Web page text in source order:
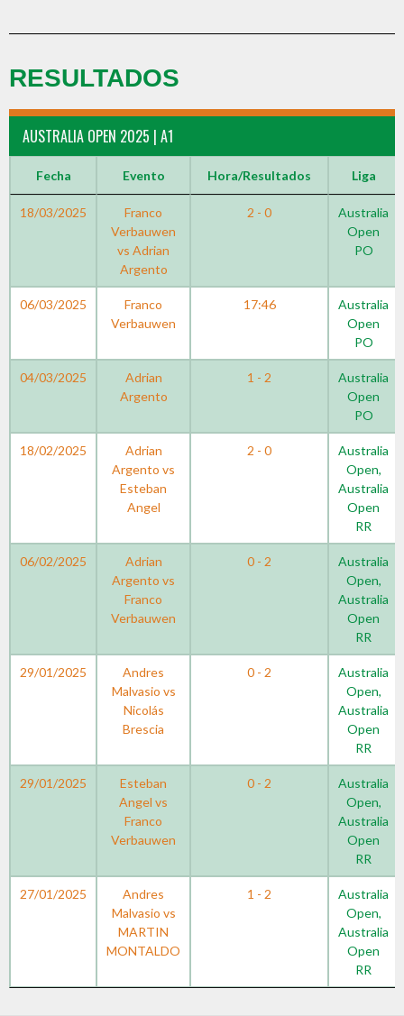
RESULTADOS
AUSTRALIA OPEN 2025 | A1
Fecha Evento Hora/Resultados Liga
18/03/2025
Franco
Verbauwen
vs Adrian
Argento
2 - 0
Australia
Open
PO
06/03/2025
Franco
Verbauwen
17:46
Australia
Open
PO
04/03/2025
Adrian
Argento
1 - 2
Australia
Open
PO
18/02/2025
Adrian
Argento vs
Esteban
Angel
2 - 0
Australia
Open,
Australia
Open
RR
06/02/2025
Adrian
Argento vs
Franco
Verbauwen
0 - 2
Australia
Open,
Australia
Open
RR
29/01/2025
Andres
Malvasio vs
Nicolás
Brescia
0 - 2
Australia
Open,
Australia
Open
RR
29/01/2025
Esteban
Angel vs
Franco
Verbauwen
0 - 2
Australia
Open,
Australia
Open
RR
27/01/2025
Andres
Malvasio vs
MARTIN
MONTALDO
1 - 2
Australia
Open,
Australia
Open
RR